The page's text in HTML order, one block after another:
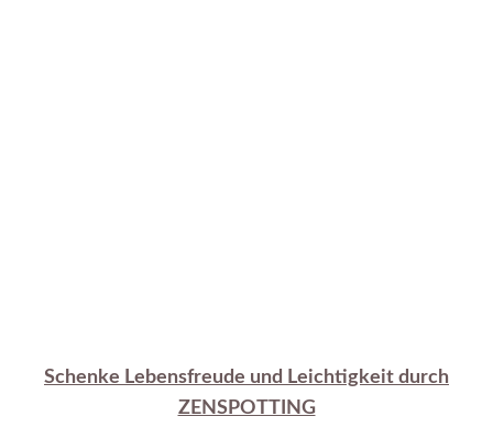
Schenke Lebensfreude und Leichtigkeit durch
ZENSPOTTING